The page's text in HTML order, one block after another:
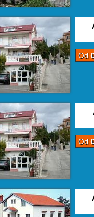
Od
Od